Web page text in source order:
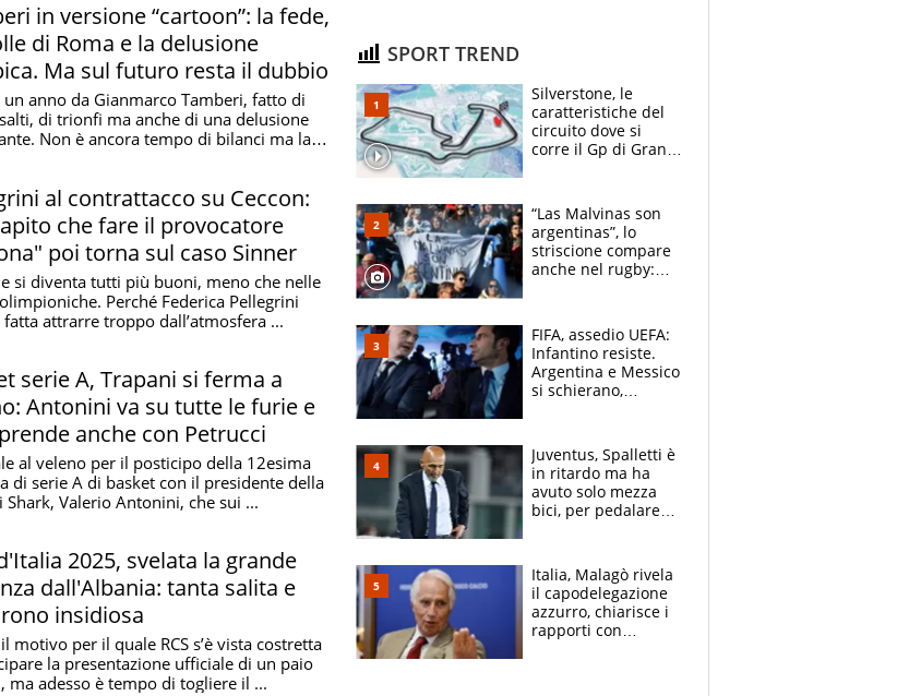
in versione “cartoon”: la fede,
di Roma e la delusione
Ma sul futuro resta il dubbio
un anno da Gianmarco Tamberi, fatto di
di trionfi ma anche di una delusione
Non è ancora tempo di bilanci ma la
al contrattacco su Ceccon:
che fare il provocatore
poi torna sul caso Sinner
si diventa tutti più buoni, meno che nelle
Perché Federica Pellegrini
fatta attrarre troppo dall’atmosfera ...
serie A, Trapani si ferma a
Antonini va su tutte le furie e
anche con Petrucci
al veleno per il posticipo della 12esima
di serie A di basket con il presidente della
Shark, Valerio Antonini, che sui ...
2025, svelata la grande
dall'Albania: tanta salita e
insidiosa
motivo per il quale RCS s’è vista costretta
la presentazione ufficiale di un paio
ma adesso è tempo di togliere il ...
SPORT TREND
Silverstone, le
caratteristiche del
circuito dove si
corre il Gp di Gran
“Las Malvinas son
argentinas”, lo
striscione compare
anche nel rugby:
un caso
FIFA, assedio UEFA:
Infantino resiste.
Argentina e Messico
si schierano,
Juventus, Spalletti è
in ritardo ma ha
avuto solo mezza
bici, per pedalare
Italia, Malagò rivela
il capodelegazione
azzurro, chiarisce i
rapporti con